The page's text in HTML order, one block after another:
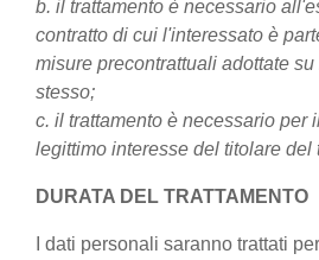
b. il trattamento è necessario
contratto di cui l'interessato è
misure precontrattuali adottate
stesso;
c. il trattamento è necessario per
legittimo interesse del titolare del
DURATA DEL TRATTAMENTO
I dati personali saranno trattati